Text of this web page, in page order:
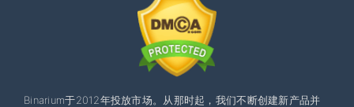
Binarium于2012年投放市场。从那时起，我们不断创建新产品并